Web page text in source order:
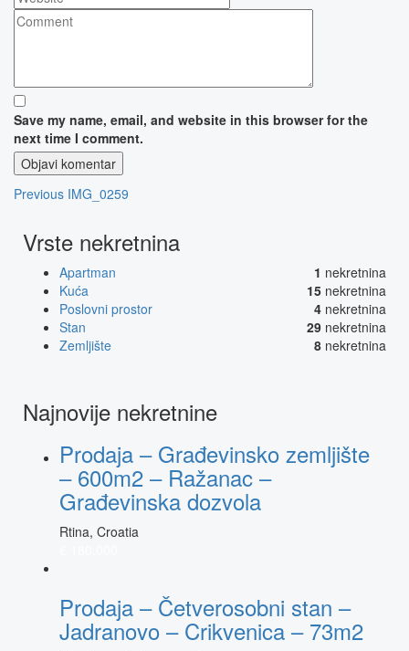
Save my name, email, and website in this browser for the
next time I comment.
Navigacija
objava
Previous
Previous IMG_0259
Vrste nekretnina
Apartman 1 nekretnina
Kuća
15 nekretnina
Poslovni prostor
4 nekretnina
Stan
29 nekretnina
Zemljište
8 nekretnina
Najnovije nekretnine
Prodaja – Građevinsko zemljište
– 600m2 – Ražanac –
Građevinska dozvola
Rtina, Croatia
Prodaja – Četverosobni stan –
Jadranovo – Crikvenica – 73m2